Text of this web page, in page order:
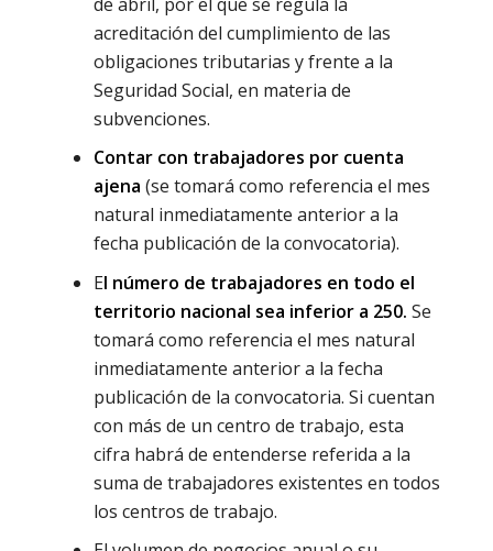
acreditación del cumplimiento de las
obligaciones tributarias y frente a la
Seguridad Social, en materia de
subvenciones.
Contar con trabajadores por cuenta
ajena (se tomará como referencia el mes
natural inmediatamente anterior a la
fecha publicación de la convocatoria).
El número de trabajadores en todo el
territorio nacional sea inferior a 250. Se
tomará como referencia el mes natural
inmediatamente anterior a la fecha
publicación de la convocatoria. Si cuentan
con más de un centro de trabajo, esta
cifra habrá de entenderse referida a la
suma de trabajadores existentes en todos
los centros de trabajo.